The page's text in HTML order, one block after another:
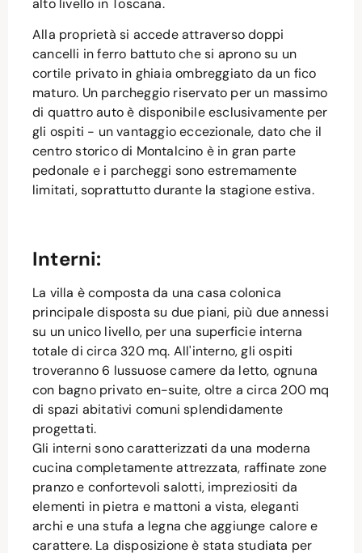
alto livello in Toscana.
Alla proprietà si accede attraverso doppi
cancelli in ferro battuto che si aprono su un
cortile privato in ghiaia ombreggiato da un fico
maturo. Un parcheggio riservato per un massimo
di quattro auto è disponibile esclusivamente per
gli ospiti - un vantaggio eccezionale, dato che il
centro storico di Montalcino è in gran parte
pedonale e i parcheggi sono estremamente
limitati, soprattutto durante la stagione estiva.
Interni:
La villa è composta da una casa colonica
principale disposta su due piani, più due annessi
su un unico livello, per una superficie interna
totale di circa 320 mq. All'interno, gli ospiti
troveranno 6 lussuose camere da letto, ognuna
con bagno privato en-suite, oltre a circa 200 mq
di spazi abitativi comuni splendidamente
progettati.
Gli interni sono caratterizzati da una moderna
cucina completamente attrezzata, raffinate zone
pranzo e confortevoli salotti, impreziositi da
elementi in pietra e mattoni a vista, eleganti
archi e una stufa a legna che aggiunge calore e
carattere. La disposizione è stata studiata per